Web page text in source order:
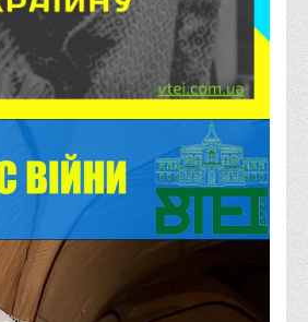
освітнього процесу та інноваційного
ВТЕІ ДТЕУ
та інновацій (TISC)